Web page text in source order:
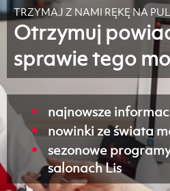
TRZYMAJ Z NAMI RĘKĘ NA
Otrzymuj
sprawie tego
najnowsze
nowinki ze świata
sezonowe
salonach Lis